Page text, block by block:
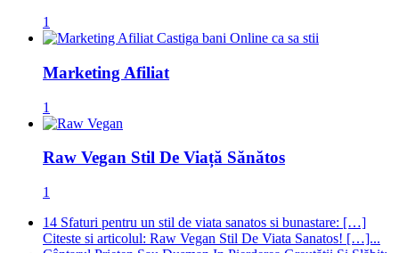
1
Marketing Afiliat
1
Raw Vegan Stil De Viață Sănătos
1
14 Sfaturi pentru un stil de viata sanatos si bunastare: […]
Citeste si articolul: Raw Vegan Stil De Viata Sanatos! […]...